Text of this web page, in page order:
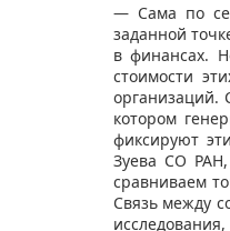
— Сама по
заданной
в финансах.
стоимости
организаций.
котором
фиксируют
Зуева СО
сравниваем
Связь между